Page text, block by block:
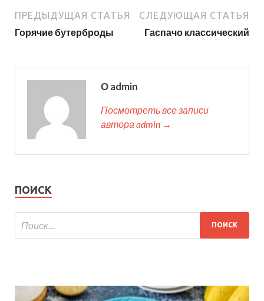
ПРЕДЫДУЩАЯ СТАТЬЯ
Горячие бутерброды
СЛЕДУЮЩАЯ СТАТЬЯ
Гаспачо классический
О admin
Посмотреть все записи
автора admin →
ПОИСК